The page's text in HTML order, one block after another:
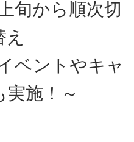
旬から順次切
え
ベントやキャ
実施！～